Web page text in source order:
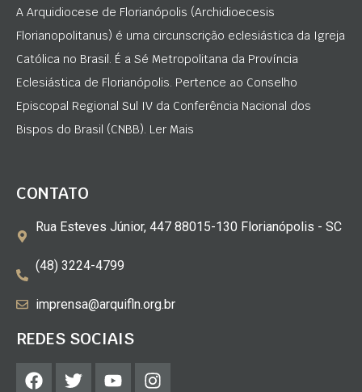
A Arquidiocese de Florianópolis (Archidioecesis
Florianopolitanus) é uma circunscrição eclesiástica da Igreja
Católica no Brasil. É a Sé Metropolitana da Província
Eclesiástica de Florianópolis. Pertence ao Conselho
Episcopal Regional Sul IV da Conferência Nacional dos
Bispos do Brasil (CNBB). Ler Mais
CONTATO
Rua Esteves Júnior, 447 88015-130 Florianópolis - SC
(48) 3224-4799
imprensa@arquifln.org.br
REDES SOCIAIS